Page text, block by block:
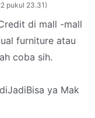
pukul 23.31
di mall -mall
furniture atau
coba sih.
ya Mak